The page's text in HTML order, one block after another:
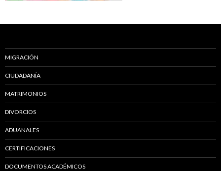
MIGRACIÓN
CIUDADANÍA
MATRIMONIOS
DIVORCIOS
ADUANALES
CERTIFICACIONES
DOCUMENTOS ACADÉMICOS